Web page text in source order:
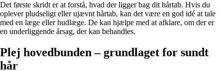
Det første skridt er at forstå, hvad der ligger bag dit hårtab. Hvis du
oplever pludseligt eller ujævnt hårtab, kan det være en god idé at tale
med en læge eller hudlæge. De kan hjælpe med at afklare, om der er
en underliggende årsag, der kan behandles.
Plej hovedbunden – grundlaget for sundt
hår